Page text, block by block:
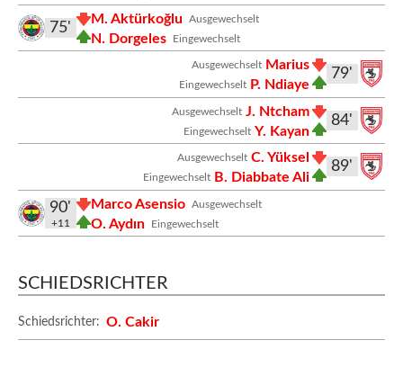
Ausgewechselt
M. Aktürkoğlu
Eingewechselt
N. Dorgeles
75'
79'
Ausgewechselt Marius
Eingewechselt P. Ndiaye
84'
Ausgewechselt J. Ntcham
Eingewechselt Y. Kayan
89'
Ausgewechselt C. Yüksel
Eingewechselt B. Diabbate Ali
Ausgewechselt
Marco Asensio
Eingewechselt
O. Aydın
90'
+11
SCHIEDSRICHTER
Schiedsrichter: O. Cakir